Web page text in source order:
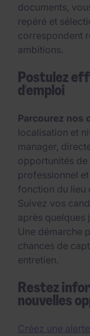
documents,
repéré et
correspondent
ambitions.
Postulez
d'emploi
Parcourez nos
localisation et
manager,
opportunités
professionnel
fonction du lieu
Suivez vos
après quelques
Une démarche
chances de
entretien.
Restez
nouvelles
Créez une